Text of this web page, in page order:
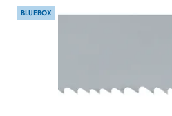
BLUEBOX